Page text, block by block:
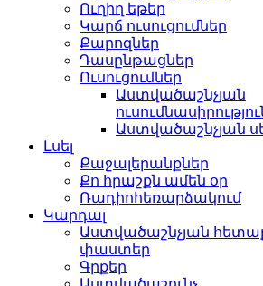
Ուղիղ եթեր
Կարճ ուսուցումներ
Քարոզներ
Դասընթացներ
Ուսուցումներ
Աստվածաշնչյան
Աստվածաշնչյան
Լսել
Քաջալերանքներ
Քո հրաշքն ամեն օր
Ռադիոհեռարձակում
Կարդալ
Աստվածաշնչյան
փաստեր
Գրքեր